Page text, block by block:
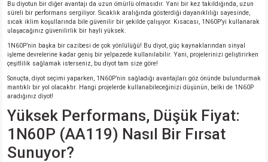
Bu diyotun bir diğer avantajı da uzun ömürlü olmasıdır. Yani bir kez takıldığında, uzun
süreli bir performans sergiliyor. Sıcaklık aralığında gösterdiği dayanıklılığı sayesinde,
sıcak iklim koşullarında bile güvenilir bir şekilde çalışıyor. Kısacası, 1N60P’yi kullanarak
ulaşacağınız güvenilirlik bir hayli yüksek.
1N60P’nin başka bir cazibesi de çok yönlülüğü! Bu diyot, güç kaynaklarından sinyal
işleme devrelerine kadar geniş bir yelpazede kullanılabilir. Yani, projelerinizi geliştirirken
çeşitlilik sağlamak isterseniz, bu diyot tam size göre!
Sonuçta, diyot seçimi yaparken, 1N60P’nin sağladığı avantajları göz önünde bulundurmak
mantıklı bir yol olacaktır. Hangi projelerde kullanabileceğinizi düşünün, belki de 1N60P
aradığınız diyot!
Yüksek Performans, Düşük Fiyat:
1N60P (AA119) Nasıl Bir Fırsat
Sunuyor?